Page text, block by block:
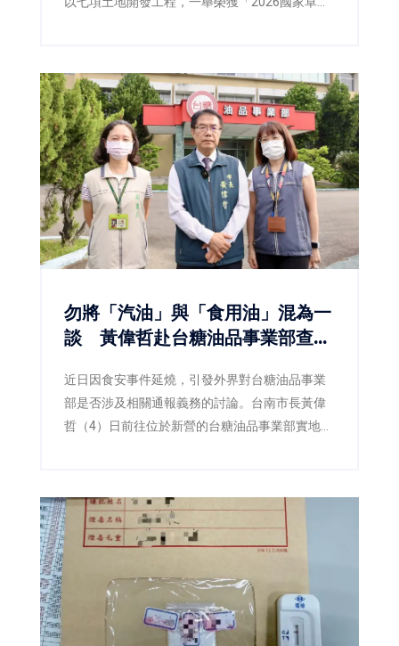
不僅展現臺南在土地開發、都市設計與工程品質
上的卓越成果，也反映市府持續推動宜居城市、
韌性城市與永續發展的具體成效。
勿將「汽油」與「食用油」混為一
談 黃偉哲赴台糖油品事業部查
近日因食安事件延燒，引發外界對台糖油品事業
部是否涉及相關通報義務的討論。台南市長黃偉
哲（4）日前往位於新營的台糖油品事業部實地訪
常食用油品並無關聯，現場也再次釐清「此油非
彼油」，避免錯誤資訊持續擴散。